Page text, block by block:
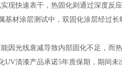
快速表干，热固化则通过深度反应
涂层测试中，双固化涂层经过长
光线衰减导致内部固化不足，而热
清漆产品承诺5年质保期，期间未